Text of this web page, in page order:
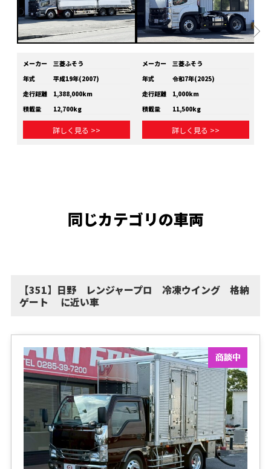
メーカー
三菱ふそう
年式
平成19年(2007)
走行距離
1,388,000km
積載量
12,700kg
詳しく見る >>
メーカー
三菱ふそう
年式
令和7年(2025)
走行距離
1,000km
積載量
11,500kg
詳しく見る >>
同じカテゴリの車両
【351】日野 レンジャープロ 冷凍ウイング 格納
ゲート に近い車